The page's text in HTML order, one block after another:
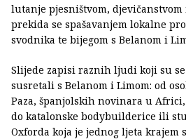
lutanje pjesništvom, djevičanstvom
prekida se spašavanjem lokalne
svodnika te bijegom s Belanom i
Slijede zapisi raznih ljudi koji su
susretali s Belanom i Limom: od
Paza, španjolskih novinara u
do katalonske bodybuilderice ili
Oxforda koja je jednog ljeta krajem